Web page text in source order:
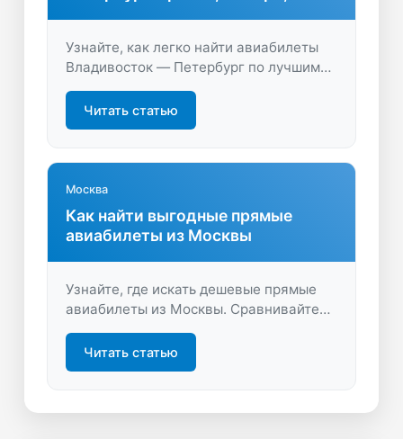
Узнайте, как легко найти авиабилеты
Владивосток — Петербург по лучшим
ценам. Сравните варианты, выберите
удобный рейс и забронируйте билеты
онлайн без лишних переплат.
Читать статью
Москва
Как найти выгодные прямые
авиабилеты из Москвы
Узнайте, где искать дешевые прямые
авиабилеты из Москвы. Сравнивайте
деньги, выбирайте оптимальные рейсы
на LastBilet.ru.
Читать статью